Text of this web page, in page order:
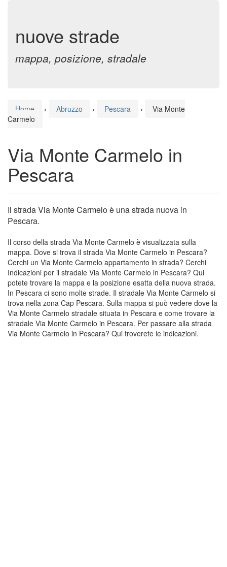
nuove strade
mappa, posizione, stradale
Home › Abruzzo › Pescara ›
Via Monte
Carmelo
Via Monte Carmelo in
Pescara
Il strada Via Monte Carmelo è una strada nuova in
Pescara.
Il corso della strada Via Monte Carmelo è visualizzata sulla
mappa. Dove si trova il strada Via Monte Carmelo in Pescara?
Cerchi un Via Monte Carmelo appartamento in strada? Cerchi
Indicazioni per il stradale Via Monte Carmelo in Pescara? Qui
potete trovare la mappa e la posizione esatta della nuova strada.
In Pescara ci sono molte strade. Il stradale Via Monte Carmelo si
trova nella zona Cap Pescara. Sulla mappa si può vedere dove la
Via Monte Carmelo stradale situata in Pescara e come trovare la
stradale Via Monte Carmelo in Pescara. Per passare alla strada
Via Monte Carmelo in Pescara? Qui troverete le indicazioni.